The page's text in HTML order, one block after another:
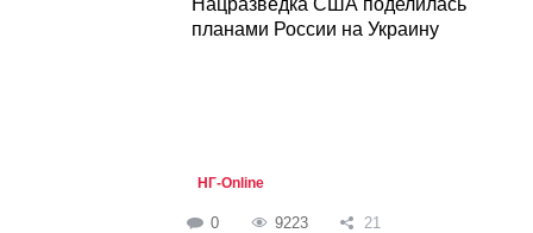
планами России на Украину
НГ-Online
0 9223 21